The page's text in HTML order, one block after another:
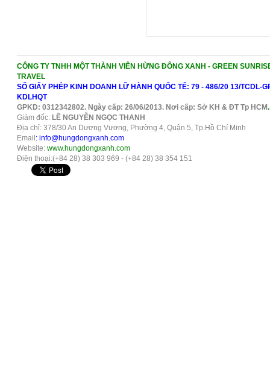
CÔNG TY TNHH MỘT THÀNH VIÊN HỪNG ĐÔNG XANH - GREEN
TRAVEL
SỐ GIẤY PHÉP KINH DOANH LỮ HÀNH QUỐC TẾ: 79 - 486/20 13/TCDL-
KDLHQT
GPKD: 0312342802. Ngày cấp: 26/06/2013. Nơi cấp: Sở KH & ĐT Tp HCM.
Giám đốc:LÊ NGUYỄN NGỌC THANH
Địa chỉ: 378/30 An Dương Vương, Phường 4, Quận 5, Tp.Hồ Chí Minh
Email : info@hungdongxanh.com
Website: www.hungdongxanh.com
Điện thoại:(+84 28) 38 303 969 - (+84 28) 38 354 151